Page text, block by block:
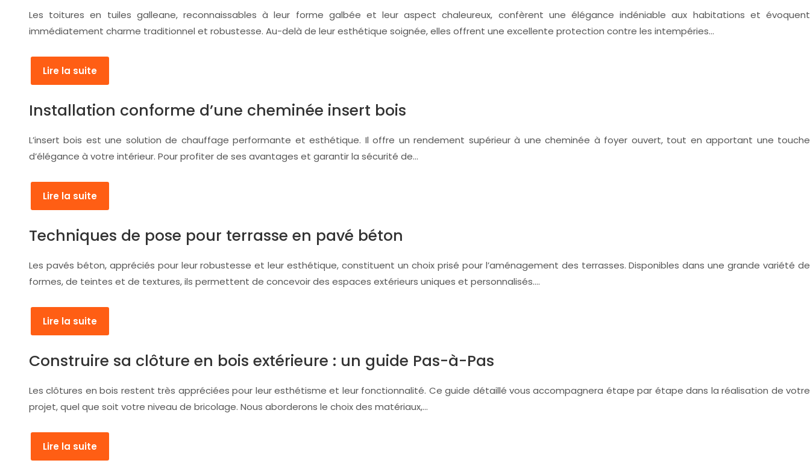
Les toitures en tuiles galleane, reconnaissables à leur forme galbée et leur aspect chaleureux, confèrent une élégance indéniable aux habitations et évoquent
immédiatement charme traditionnel et robustesse. Au-delà de leur esthétique soignée, elles offrent une excellente protection contre les intempéries…
Lire la suite
Installation conforme d’une cheminée insert bois
L’insert bois est une solution de chauffage performante et esthétique. Il offre un rendement supérieur à une cheminée à foyer ouvert, tout en apportant une touche
d’élégance à votre intérieur. Pour profiter de ses avantages et garantir la sécurité de…
Lire la suite
Techniques de pose pour terrasse en pavé béton
Les pavés béton, appréciés pour leur robustesse et leur esthétique, constituent un choix prisé pour l’aménagement des terrasses. Disponibles dans une grande variété de
formes, de teintes et de textures, ils permettent de concevoir des espaces extérieurs uniques et personnalisés….
Lire la suite
Construire sa clôture en bois extérieure : un guide Pas-à-Pas
Les clôtures en bois restent très appréciées pour leur esthétisme et leur fonctionnalité. Ce guide détaillé vous accompagnera étape par étape dans la réalisation de votre
projet, quel que soit votre niveau de bricolage. Nous aborderons le choix des matériaux,…
Lire la suite